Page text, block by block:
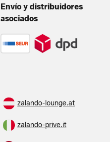
Envío y distribuidores
asociados
zalando-lounge.at
zalando-prive.it